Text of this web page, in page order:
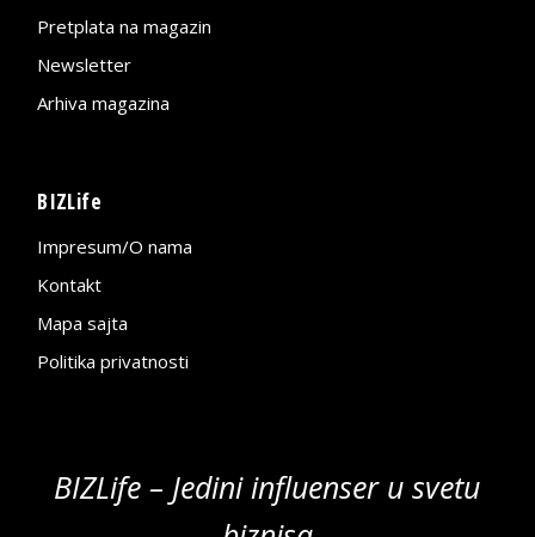
Pretplata na magazin
Newsletter
Arhiva magazina
BIZLife
Impresum/O nama
Kontakt
Mapa sajta
Politika privatnosti
BIZLife – Jedini influenser u svetu